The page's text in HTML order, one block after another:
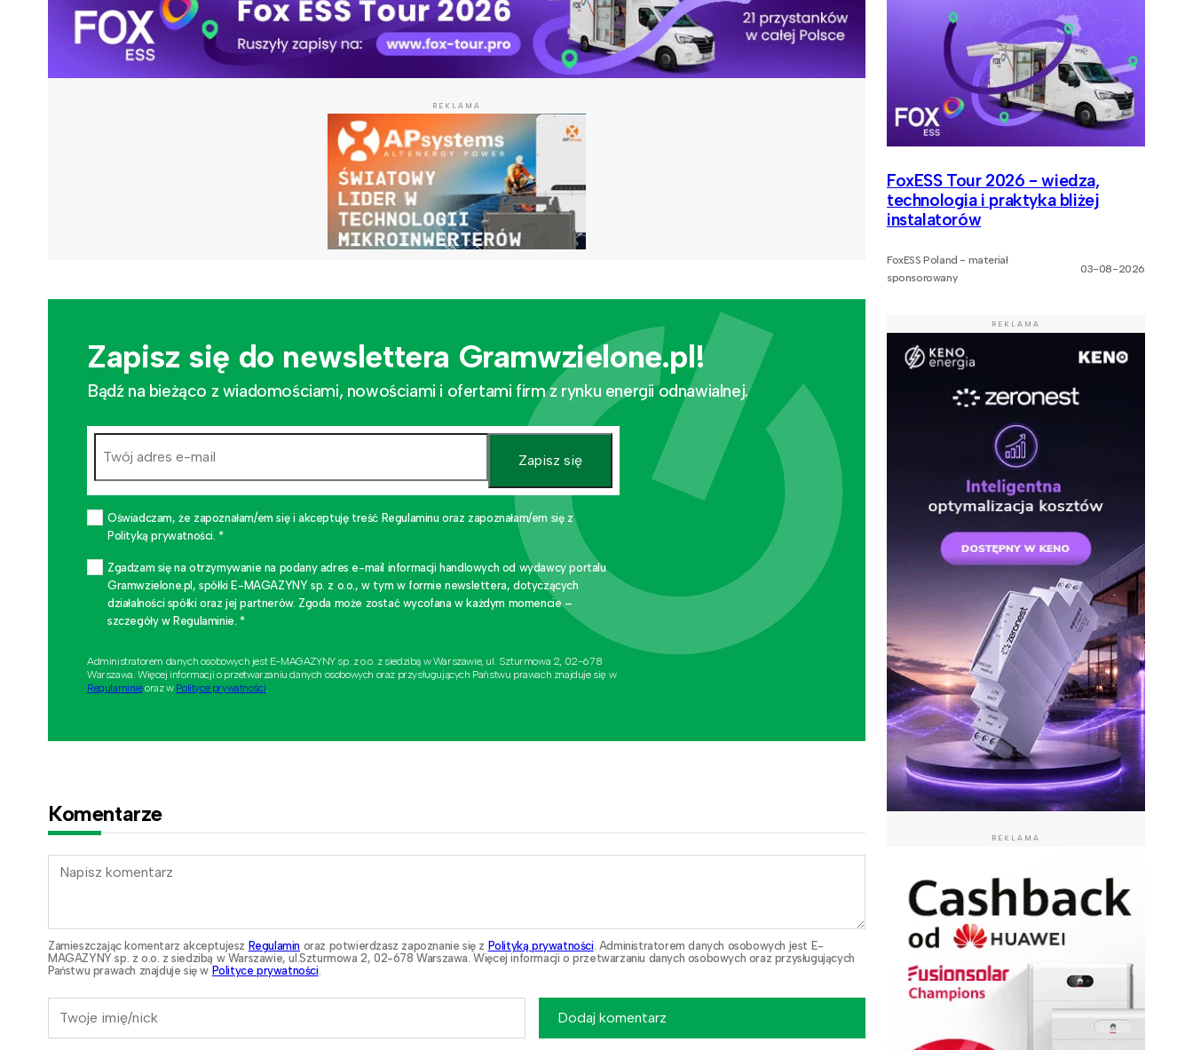
REKLAMA
Zapisz się do newslettera Gramwzielone.pl!
Bądź na bieżąco z wiadomościami, nowościami i ofertami firm z rynku energii odnawialnej.
Zapisz się
Oświadczam, że zapoznałam/em się i akceptuję treść Regulaminu oraz zapoznałam/em się z
Polityką prywatności. *
Zgadzam się na otrzymywanie na podany adres e-mail informacji handlowych od wydawcy portalu
Gramwzielone.pl, spółki E-MAGAZYNY sp. z o.o., w tym w formie newslettera, dotyczących
działalności spółki oraz jej partnerów. Zgoda może zostać wycofana w każdym momencie –
szczegóły w Regulaminie. *
Administratorem danych osobowych jest E-MAGAZYNY sp. z o.o. z siedzibą w Warszawie, ul. Szturmowa 2, 02-678
Warszawa. Więcej informacji o przetwarzaniu danych osobowych oraz przysługujących Państwu prawach znajduje się w
Regulaminieoraz w Polityce prywatności
Komentarze
Zamieszczając komentarz akceptujesz Regulamin oraz potwierdzasz zapoznanie się z Polityką prywatności . Administratorem danych osobowych jest E-
MAGAZYNY sp. z o.o. z siedzibą w Warszawie, ul.Szturmowa 2, 02-678 Warszawa. Więcej informacji o przetwarzaniu danych osobowych oraz przysługujących
Państwu prawach znajduje się w Polityce prywatności
Dodaj komentarz
FoxESS Tour 2026 - wiedza,
technologia i praktyka bliżej
instalatorów
FoxESS Poland - materiał
sponsorowany
03-08-2026
REKLAMA
REKLAMA